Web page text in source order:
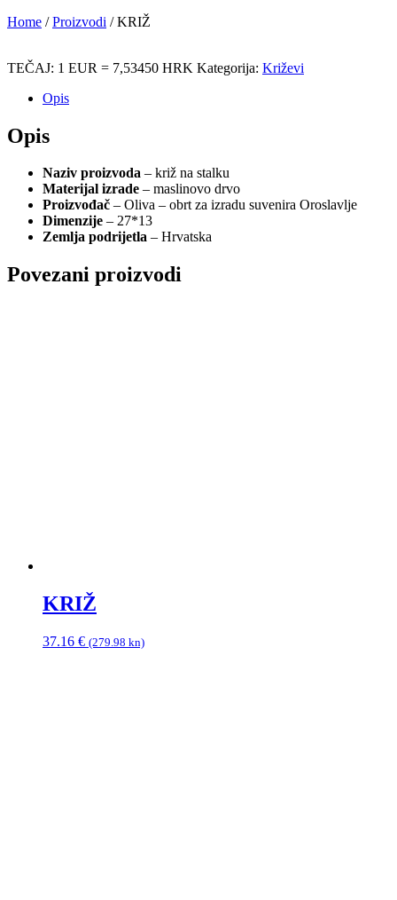
Home / Proizvodi / KRIŽ
TEČAJ: 1 EUR = 7,53450 HRK Kategorija: Križevi
Opis
Opis
Naziv proizvoda – križ na stalku
Materijal izrade – maslinovo drvo
Proizvođač – Oliva – obrt za izradu suvenira Oroslavlje
Dimenzije – 27*13
Zemlja podrijetla – Hrvatska
Povezani proizvodi
KRIŽ
37.16 € (279.98 kn)